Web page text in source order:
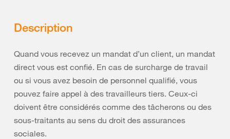
Description
Quand vous recevez un mandat d’un client, un mandat
direct vous est confié. En cas de surcharge de travail
ou si vous avez besoin de personnel qualifié, vous
pouvez faire appel à des travailleurs tiers. Ceux-ci
doivent être considérés comme des tâcherons ou des
sous-traitants au sens du droit des assurances
sociales.